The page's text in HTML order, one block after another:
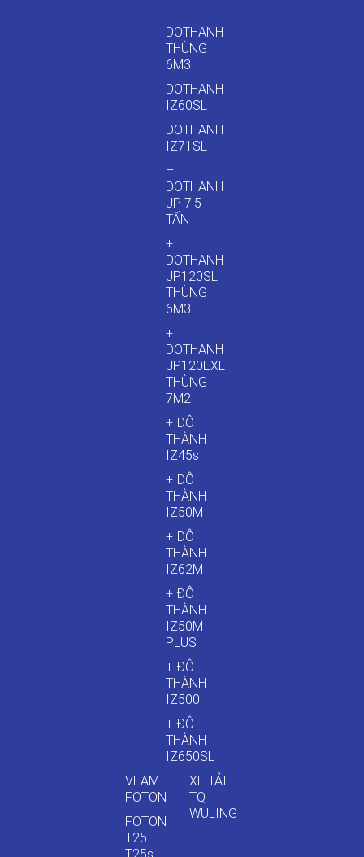
–
DOTHANH
THÙNG
6M3
DOTHANH
IZ60SL
DOTHANH
IZ71SL
–
DOTHANH
JP 7.5
TẤN
+
DOTHANH
JP120SL
THÙNG
6M3
+
DOTHANH
JP120EXL
THÙNG
7M2
+ ĐÔ
THÀNH
IZ45s
+ ĐÔ
THÀNH
IZ50M
+ ĐÔ
THÀNH
IZ62M
+ ĐÔ
THÀNH
IZ50M
PLUS
+ ĐÔ
THÀNH
IZ500
+ ĐÔ
THÀNH
IZ650SL
VEAM –
FOTON
FOTON
T25 –
XE TẢI
TQ
WULING